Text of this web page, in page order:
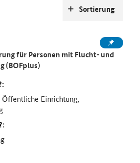
für Personen mit Flucht- und
(BOFplus)
Einrichtung,
Sortierung